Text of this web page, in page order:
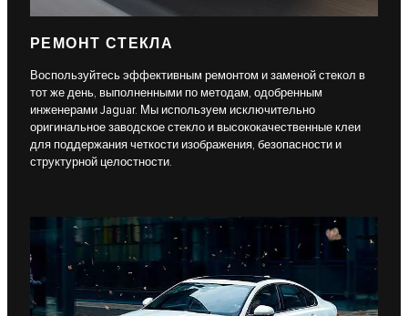
РЕМОНТ СТЕКЛА
Воспользуйтесь эффективным ремонтом и заменой стекол в
тот же день, выполненными по методам, одобренным
инженерами Jaguar. Мы используем исключительно
оригинальное заводское стекло и высококачественные клеи
для поддержания четкости изображения, безопасности и
структурной целостности.